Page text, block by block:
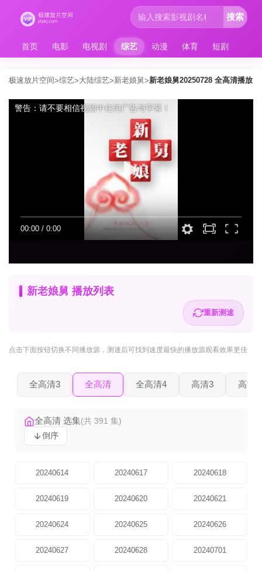
首页 电影 电视剧 综艺 动漫 体育 短剧
搜索
极速放片空间>综艺>大陆综艺>新老娘舅>新老娘舅20250728 全高清播放
00:00 / 0:00
警告：请不要相信视频中任何广告与字幕！
新老娘舅 播放列表
重新测速
点击下面按钮切换不同播放源 ，测速后可找到速度最快的播放源观看效果更佳
全高清3 全高清 全高清4 高清3 高清2
全高清 选集(共 391 集)
倒序
20240614 20240617 20240618
20240619 20240620 20240621
20240624 20240625 20240626
20240627 20240628 20240701